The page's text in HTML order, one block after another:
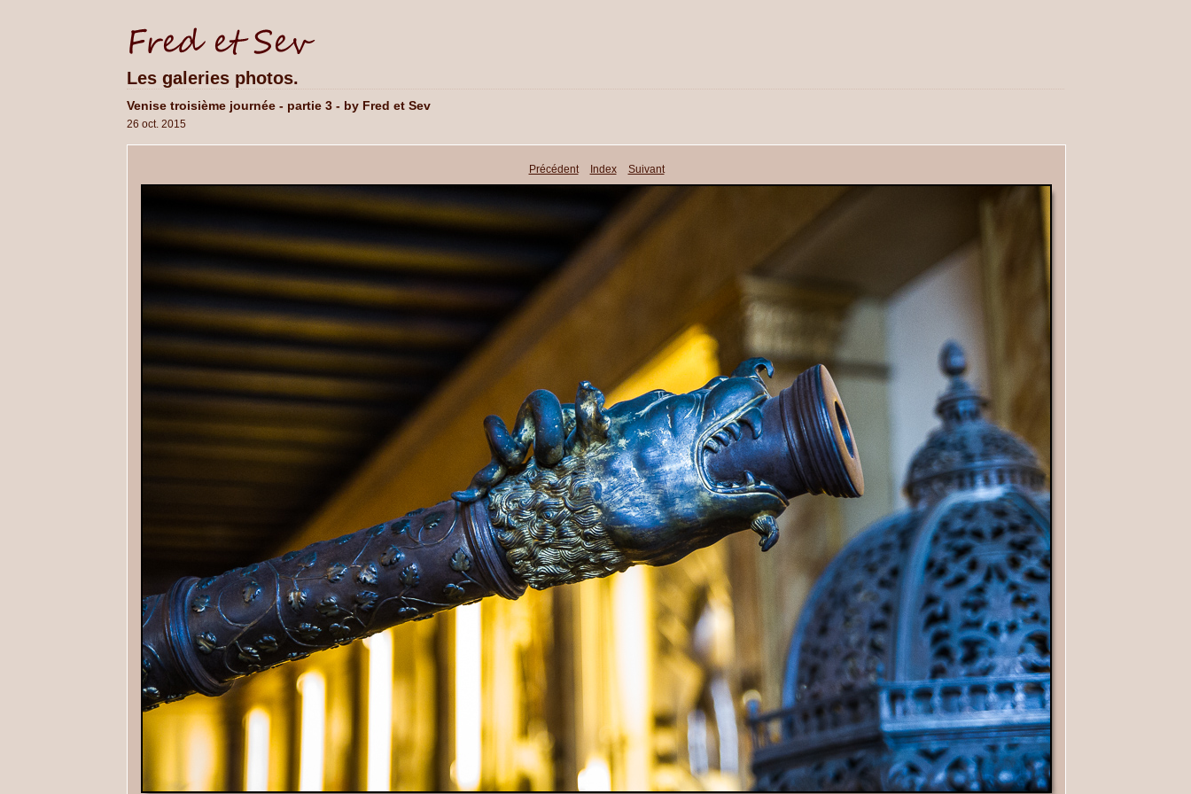
Les galeries photos.
Venise troisième journée - partie 3 - by Fred et Sev
26 oct. 2015
Précédent Index Suivant